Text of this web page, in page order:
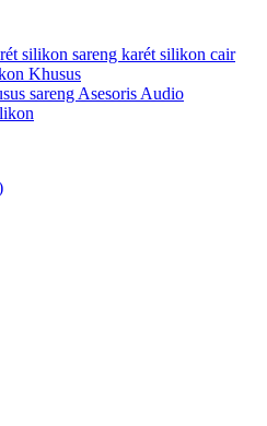
silikon sareng karét silikon cair
Khusus
sareng Asesoris Audio